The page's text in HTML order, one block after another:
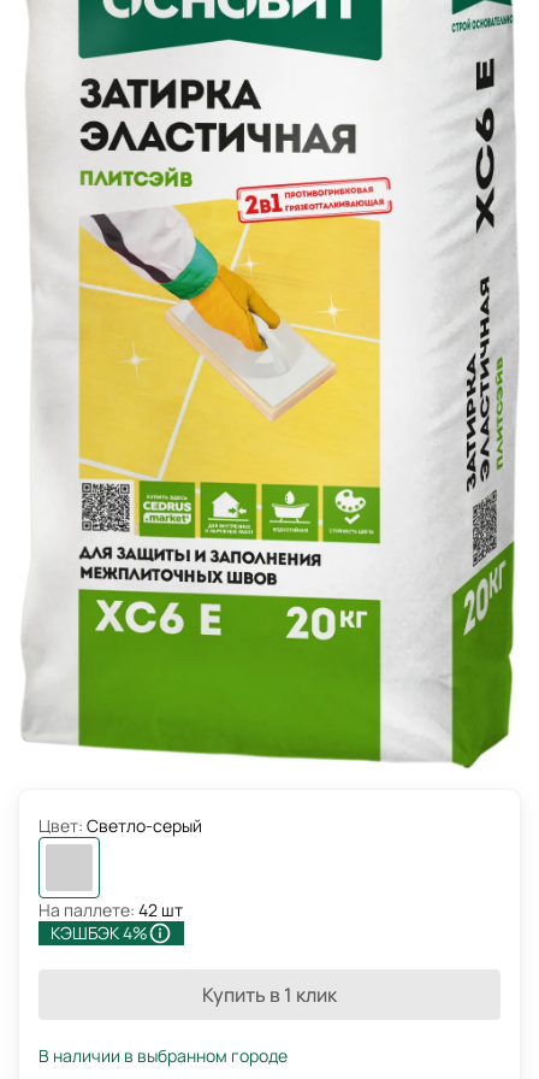
Цвет: Светло-серый
На паллете: 42 шт
КЭШБЭК 4%
Купить в 1 клик
В наличии в выбранном городе